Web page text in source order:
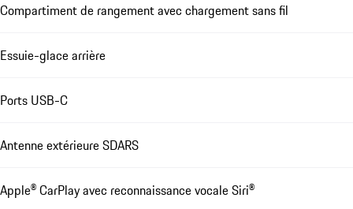
Compartiment de rangement avec chargement sans fil
Essuie-glace arrière
Ports USB-C
Antenne extérieure SDARS
Apple® CarPlay avec reconnaissance vocale Siri®